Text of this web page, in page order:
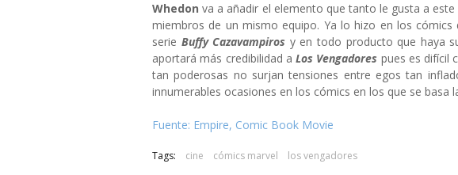
Whedonva a añadir el elemento que tanto le gusta a
miembros de un mismo equipo. Ya lo hizo en los
serie Buffy Cazavampiros y en todo producto que haya
aportará más credibilidad aLos Vengadores pues es difícil
tan poderosas no surjan tensiones entre egos tan
innumerables ocasiones en los cómics en los que se basa
Fuente: Empire, Comic Book Movie
Tags: cine cómics marvel los vengadores